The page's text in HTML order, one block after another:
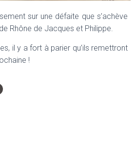
sur une défaite que s’achève
Rhône de Jacques et Philippe.
il y a fort à parier qu’ils remettront
!